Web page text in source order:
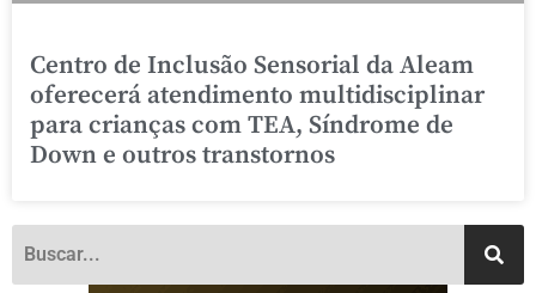
Centro de Inclusão Sensorial da Aleam
oferecerá atendimento multidisciplinar
para crianças com TEA, Síndrome de
Down e outros transtornos